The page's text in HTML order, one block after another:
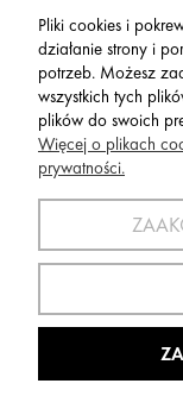
SPORT 2002 ||
Wszelkie
Wdrożenie:
Pliki cookies i
działanie strony i
potrzeb. Możesz
wszystkich tych
plików do swoich
Więcej o plikach
prywatności.